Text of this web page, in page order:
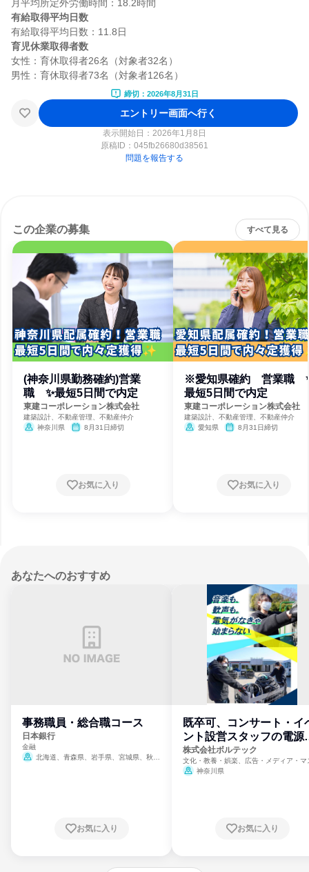
有給取得平均日数
育児休業取得者数
女性：育休取得者26名（対象者32名）
締切：2026年8月31日
エントリー画面へ行く
表示開始日：2026年1月8日
原稿ID： 045fb26680d38561
問題を報告する
この企業の募集 すべて見る
(神奈川県勤務確約)営業
職 ✨最短5日間で内定
東建コーポレーション株式会社
建築設計、不動産管理、不動産仲介
神奈川県
8月31日締切
お気に入り
※愛知県確約 営業職
最短5日間で内定
東建コーポレーション株式会社
建築設計、不動産管理、不動産仲介
愛知県
8月31日締切
お気に入り
あなたへのおすすめ
事務職員・総合職コース
日本銀行
金融
北海道、青森県、岩手県、宮城県、秋田
崎県、熊本県、大分県、宮崎県、鹿児島県、
お気に入り
既卒可、コンサート・イ
ント設営スタッフの電源
門
株式会社ボルテック
文化・教養・娯楽、広告・メディア・マ
ミ、電力・ガス・水道・エネルギー
神奈川県
お気に入り